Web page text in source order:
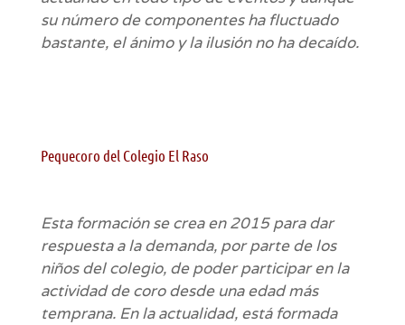
su número de componentes ha fluctuado
bastante, el ánimo y la ilusión no ha decaído.
Pequecoro del Colegio El Raso
Esta formación se crea en 2015 para dar
respuesta a la demanda, por parte de los
niños del colegio, de poder participar en la
actividad de coro desde una edad más
temprana. En la actualidad, está formada